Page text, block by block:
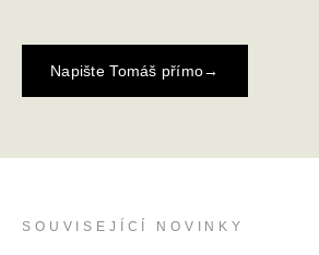
Napište Tomáš přímo→
SOUVISEJÍCÍ NOVINKY